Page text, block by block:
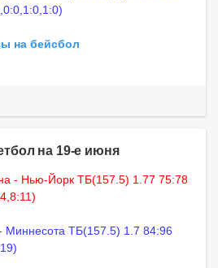
на бейсбол
на 19-е июня
- Нью-Йорк ТБ(157.5) 1.77 75:78
Миннесота ТБ(157.5) 1.7 84:96